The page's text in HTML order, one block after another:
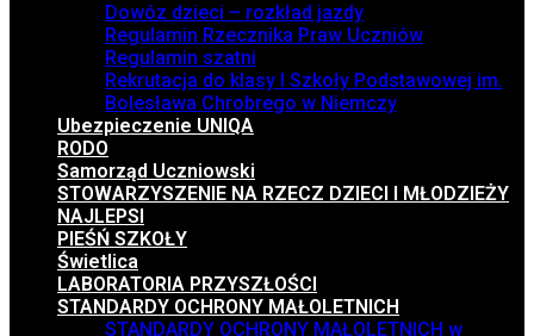
Dowóz dzieci – rozkład jazdy
Regulamin Rzecznika Praw Uczniów
Regulamin szatni
Rekrutacja do klasy I Szkoły Podstawowej im.
Bolesława Chrobrego w Niemczy
Ubezpieczenie UNIQA
RODO
Samorząd Uczniowski
STOWARZYSZENIE NA RZECZ DZIECI I MŁODZIEŻY
NAJLEPSI
PIEŚŃ SZKOŁY
Świetlica
LABORATORIA PRZYSZŁOŚCI
STANDARDY OCHRONY MAŁOLETNICH
STANDARDY OCHRONY MAŁOLETNICH w